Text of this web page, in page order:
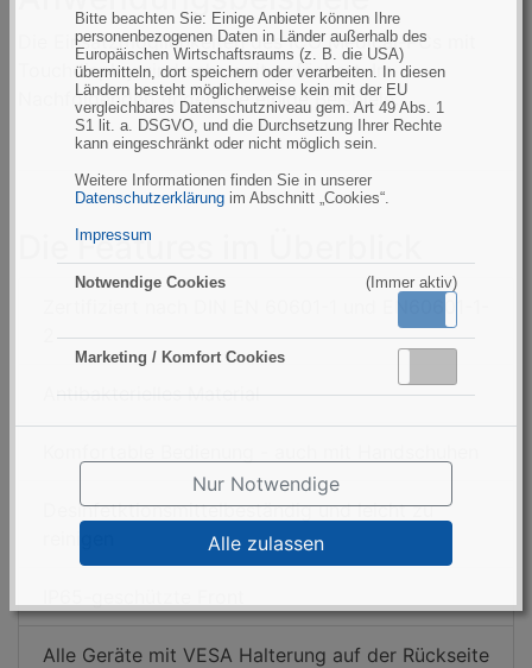
Bitte beachten Sie: Einige Anbieter können Ihre
personenbezogenen Daten in Länder außerhalb des
Europäischen Wirtschaftsraums (z. B. die USA)
übermitteln, dort speichern oder verarbeiten. In diesen
Ländern besteht möglicherweise kein mit der EU
vergleichbares Datenschutzniveau gem. Art 49 Abs. 1
S1 lit. a. DSGVO, und die Durchsetzung Ihrer Rechte
kann eingeschränkt oder nicht möglich sein.
Weitere Informationen finden Sie in unserer
Datenschutzerklärung im Abschnitt „Cookies“.
Impressum
Notwendige Cookies (Immer aktiv)
Marketing / Komfort Cookies
Nur Notwendige
Alle zulassen
Die Einsatzmöglichkeiten des ICO Medical-PCs mit
Touchdisplay sind sehr weit gefächert. Im
Nachfolgenden finden Sie einige Beispiele.
Die Features im Überblick
Antibakterielles Material
Desinfetktionsmittelbeständig und leicht zu
Alle Geräte mit VESA Halterung auf der Rückseite